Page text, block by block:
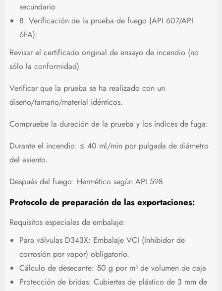
secundario
B. Verificación de la prueba de fuego (API 607/API
6FA):
Revisar el certificado original de ensayo de incendio (no
sólo la conformidad)
Verificar que la prueba se ha realizado con un
diseño/tamaño/material idénticos.
Compruebe la duración de la prueba y los índices de fuga:
Durante el incendio: ≤ 40 ml/min por pulgada de diámetro
del asiento.
Después del fuego: Hermético según API 598
Protocolo de preparación de las exportaciones:
Requisitos especiales de embalaje:
Para válvulas D343X: Embalaje VCI (Inhibidor de
corrosión por vapor) obligatorio.
Cálculo de desecante: 50 g por m³ de volumen de caja
Protección de bridas: Cubiertas de plástico de 3 mm de